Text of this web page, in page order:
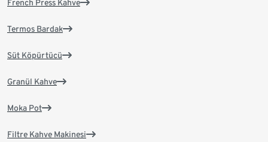
French Press Kahve
Termos Bardak
Süt Köpürtücü
Granül Kahve
Moka Pot
Filtre Kahve Makinesi